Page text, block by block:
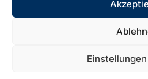
Datenschutzhinweise